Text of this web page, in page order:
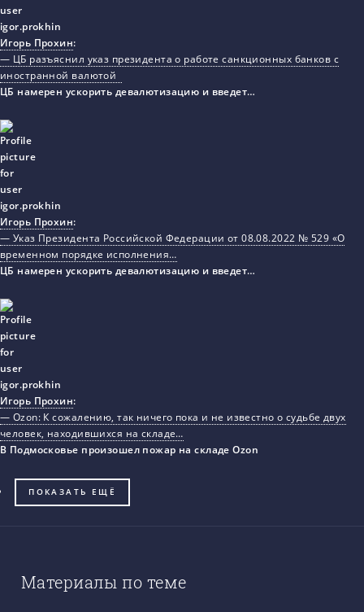
Игорь Прохин:
— ЦБ разъяснил указ президента о работе санкционных банков с
иностранной валютой
ЦБ намерен ускорить девалютизацию и введет…
Игорь Прохин:
— Указ Президента Российской Федерации от 08.08.2022 № 529 «О
временном порядке исполнения…
ЦБ намерен ускорить девалютизацию и введет…
Игорь Прохин:
— Ozon: К сожалению, так ничего пока и не известно о судьбе двух
человек, находившихся на складе…
В Подмосковье произошел пожар на складе Ozon
ПОКАЗАТЬ ЕЩЁ
Материалы по теме